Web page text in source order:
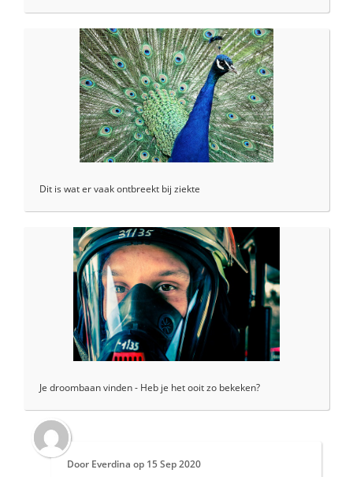
Dit is wat er vaak ontbreekt bij ziekte
Je droombaan vinden - Heb je het ooit zo bekeken?
Door Everdina op 15 Sep 2020